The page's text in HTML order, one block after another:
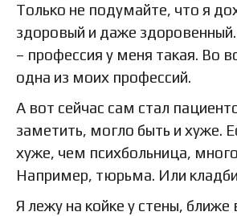
Только не подумайте, что я
здоровый и даже
– профессия у меня такая. Во
одна из моих профессий.
А вот сейчас сам стал
заметить, могло быть и хуже.
хуже, чем психбольница,
Например, тюрьма. Или
Я лежу на койке у стены, ближе